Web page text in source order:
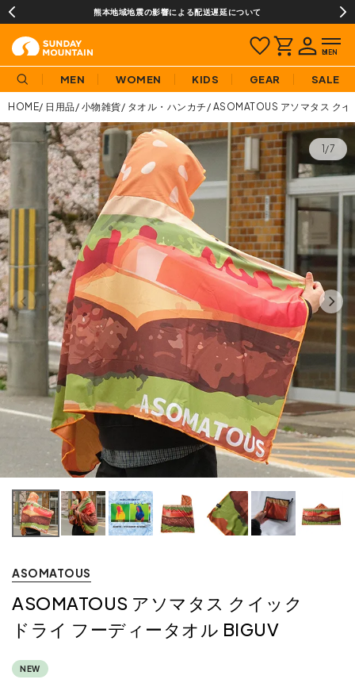
¥3,980(税込)以上のご購入で送料無料!
MEN WOMEN KIDS GEAR SALE
HOME 日用品 小物雑貨 タオル・ハンカチ ASOMATOUS アソマタス ク
1/7
ASOMATOUS
ASOMATOUS アソマタス クイック
ドライ フーディータオル BIGUV
NEW